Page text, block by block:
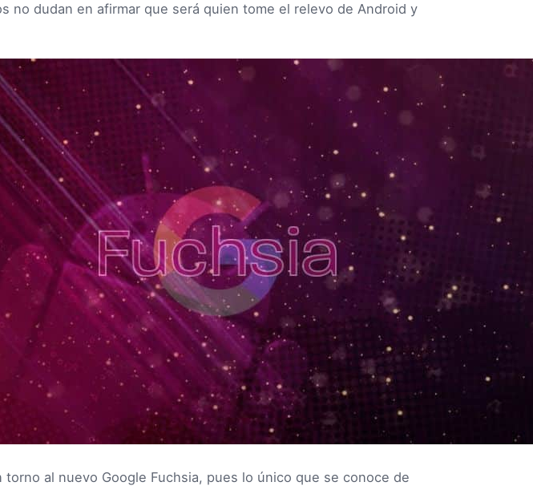
no dudan en afirmar que será quien tome el relevo de Android y
torno al nuevo Google Fuchsia, pues lo único que se conoce de